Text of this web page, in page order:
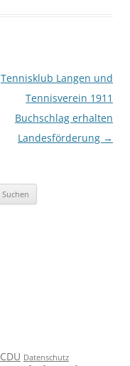
Tennisklub Langen und
Tennisverein 1911
Buchschlag erhalten
Landesförderung →
CDU Datenschutz